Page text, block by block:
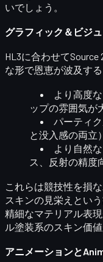
いでしょう。
グラフィック＆ビジ
HL3に合わせて
な形で恩恵が波及す
より高度
ップの雰囲気が
パーティ
と没入感の両立）
より自然
ス、反射の精度
これらは競技性を損
スキンの見栄え とい
精細なマテリアル表
ル塗装系のスキン価
アニメーションと